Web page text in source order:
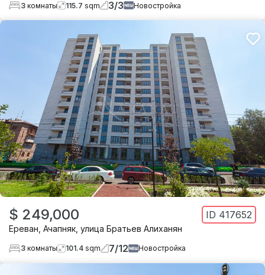
3 комнаты 115.7 sqm 3/3 Новостройка
$ 249,000 ID 417652
Ереван Ачапняк улица Братьев Алиханян
3 комнаты 101.4 sqm 7/12 Новостройка